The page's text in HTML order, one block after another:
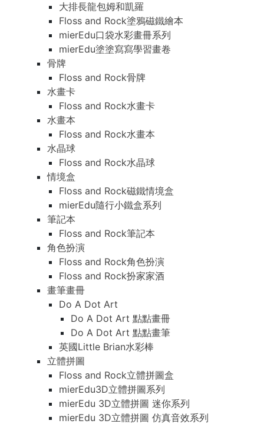
大排長龍包姆和凱羅
Floss and Rock塗鴉磁鐵繪本
mierEdu口袋水彩畫冊系列
mierEdu塗塗寫寫學習畫卷
骨牌
Floss and Rock骨牌
水畫卡
Floss and Rock水畫卡
水畫本
Floss and Rock水畫本
水晶球
Floss and Rock水晶球
情境盒
Floss and Rock磁鐵情境盒
mierEdu隨行小鐵盒系列
筆記本
Floss and Rock筆記本
角色扮演
Floss and Rock角色扮演
Floss and Rock扮家家酒
畫筆畫冊
Do A Dot Art
Do A Dot Art 點點畫冊
Do A Dot Art 點點畫筆
英國Little Brian水彩棒
立體拼圖
Floss and Rock立體拼圖盒
mierEdu3D立體拼圖系列
mierEdu 3D立體拼圖 迷你系列
mierEdu 3D立體拼圖 仿真音效系列